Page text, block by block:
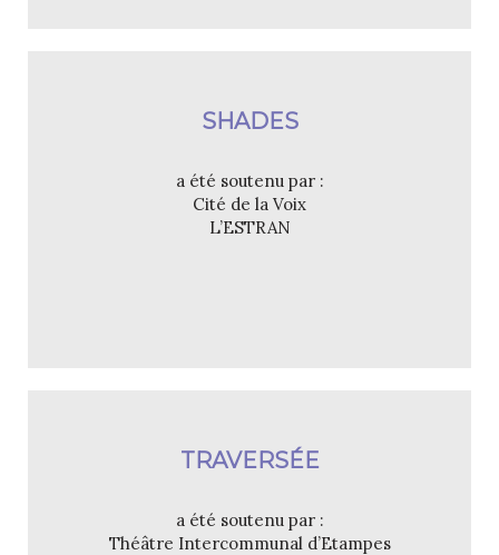
SHADES
a été soutenu par :
Cité de la Voix
L’ESTRAN
TRAVERSÉE
a été soutenu par :
Théâtre Intercommunal d’Etampes